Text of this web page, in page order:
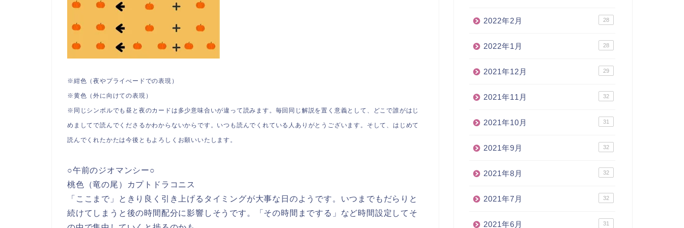
※紺色（夜やプライべードでの表現）
※黄色（外に向けての表現）
※同じシンボルでも昼と夜のカードは多少意味合いが違って読みます。 毎回同じ解説を置く意義として、どこで誰がはじ
めましてで読んでくださるかわからないからです。いつも読んでくれている人ありがとうございます。そして、はじめて
読んでくれたかたは今後ともよろしくお願いいたします。
○午前のジオマンシー○
桃色（竜の尾）カプトドラコニス
「ここまで」ときり良く引き上げるタイミングが大事な日のようです。いつまでもだらりと
続けてしまうと後の時間配分に影響しそうです。「その時間までする」など時間設定してそ
2022年2月 28
2022年1月 28
2021年12月 29
2021年11月 32
2021年10月 31
2021年9月 32
2021年8月 32
2021年7月 32
2021年6月 31